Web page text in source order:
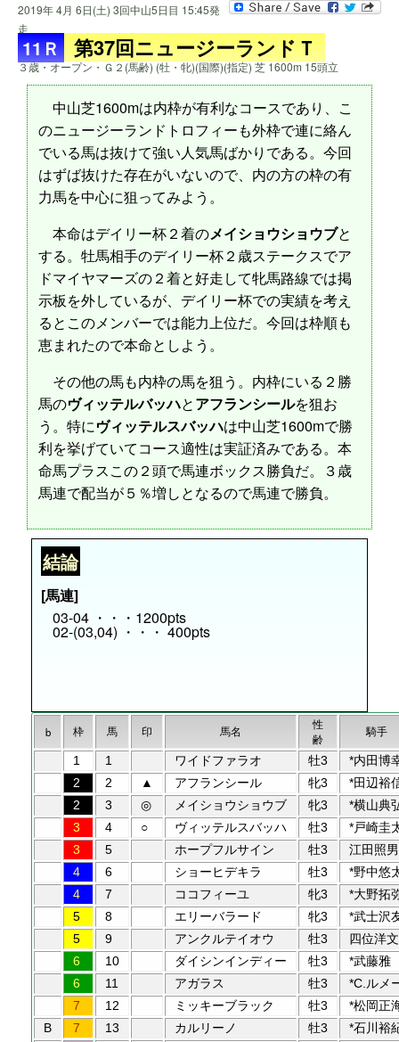
2019年 4月 6日(土) 3回中山5日目 15:45発
走
11Ｒ 第37回ニュージーランドＴ
３歳・オープン・Ｇ２(馬齢) (牡・牝)(国際)(指定) 芝 1600m 15頭立
中山芝1600mは内枠が有利なコースであり、こ
のニュージーランドトロフィーも外枠で連に絡ん
でいる馬は抜けて強い人気馬ばかりである。今回
はずば抜けた存在がいないので、内の方の枠の有
力馬を中心に狙ってみよう。
本命はデイリー杯２着のメイショウショウブと
する。牡馬相手のデイリー杯２歳ステークスでア
ドマイヤマーズの２着と好走して牝馬路線では掲
示板を外しているが、デイリー杯での実績を考え
るとこのメンバーでは能力上位だ。今回は枠順も
恵まれたので本命としよう。
その他の馬も内枠の馬を狙う。内枠にいる２勝
馬のヴィッテルバッハとアフランシールを狙お
う。特にヴィッテルスバッハは中山芝1600mで勝
利を挙げていてコース適性は実証済みである。本
命馬プラスこの２頭で馬連ボックス勝負だ。３歳
馬連で配当が５％増しとなるので馬連で勝負。
結論
[馬連]
03-04 ・・・1200pts
02-(03,04) ・・・ 400pts
b 枠 馬 印 馬名
性
齢
騎手
1 1 ワイドファラオ 牡3
*内田博
2
2 ▲ アフランシール 牝3
*田辺裕
2
3 ◎ メイショウショウブ 牝3
*横山典
3
4 ○ ヴィッテルスバッハ 牡3
*戸崎圭
3
5 ホープフルサイン 牡3
江田照男
4
6 ショーヒデキラ 牡3
*野中悠
4
7 ココフィーユ 牝3
*大野拓
5
8 エリーバラード 牝3
*武士沢
5
9 アンクルテイオウ 牡3
四位洋文
6
10 ダイシンインディー 牡3
*武藤雅
6
11 アガラス 牡3
*C.ルメ
7
12 ミッキーブラック 牡3
*松岡正
B
7 13 カルリーノ 牡3
*石川裕